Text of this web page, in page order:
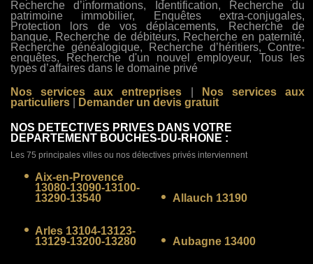
Recherche d’informations, Identification, Recherche du
patrimoine immobilier, Enquêtes extra-conjugales,
Protection lors de vos déplacements, Recherche de
banque, Recherche de débiteurs, Recherche en paternité,
Recherche généalogique, Recherche d’héritiers, Contre-
enquêtes, Recherche d'un nouvel employeur, Tous les
types d’affaires dans le domaine privé
Nos services aux entreprises
Nos services aux
particuliers
Demander un devis gratuit
NOS DETECTIVES PRIVES DANS VOTRE
DEPARTEMENT BOUCHES-DU-RHONE :
Les 75 principales villes ou nos détectives privés interviennent
Aix-en-Provence
13080-13090-13100-
13290-13540
Allauch 13190
Arles 13104-13123-
13129-13200-13280
Aubagne 13400